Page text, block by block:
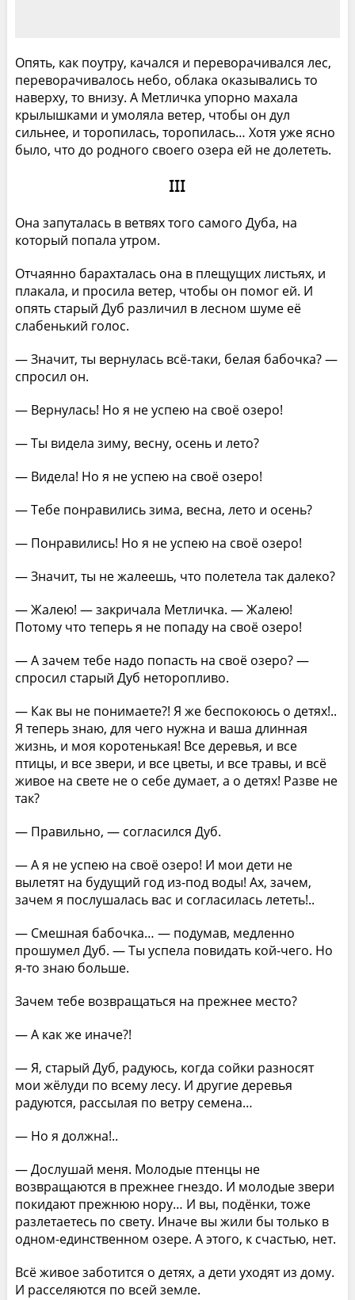
Опять, как поутру, качался и переворачивался лес,
переворачивалось небо, облака оказывались то
наверху, то внизу. А Метличка упорно махала
крылышками и умоляла ветер, чтобы он дул
сильнее, и торопилась, торопилась… Хотя уже ясно
было, что до родного своего озера ей не долететь.
III
Она запуталась в ветвях того самого Дуба, на
который попала утром.
Отчаянно барахталась она в плещущих листьях, и
плакала, и просила ветер, чтобы он помог ей. И
опять старый Дуб различил в лесном шуме её
слабенький голос.
— Значит, ты вернулась всё-таки, белая бабочка? —
спросил он.
— Вернулась! Но я не успею на своё озеро!
— Ты видела зиму, весну, осень и лето?
— Видела! Но я не успею на своё озеро!
— Тебе понравились зима, весна, лето и осень?
— Понравились! Но я не успею на своё озеро!
— Значит, ты не жалеешь, что полетела так далеко?
— Жалею! — закричала Метличка. — Жалею!
Потому что теперь я не попаду на своё озеро!
— А зачем тебе надо попасть на своё озеро? —
спросил старый Дуб неторопливо.
— Как вы не понимаете?! Я же беспокоюсь о детях!..
Я теперь знаю, для чего нужна и ваша длинная
жизнь, и моя коротенькая! Все деревья, и все
птицы, и все звери, и все цветы, и все травы, и всё
живое на свете не о себе думает, а о детях! Разве не
так?
— Правильно, — согласился Дуб.
— А я не успею на своё озеро! И мои дети не
вылетят на будущий год из-под воды! Ах, зачем,
зачем я послушалась вас и согласилась лететь!..
— Смешная бабочка… — подумав, медленно
прошумел Дуб. — Ты успела повидать кой-чего. Но
я-то знаю больше.
Зачем тебе возвращаться на прежнее место?
— А как же иначе?!
— Я, старый Дуб, радуюсь, когда сойки разносят
мои жёлуди по всему лесу. И другие деревья
радуются, рассылая по ветру семена…
— Но я должна!..
— Дослушай меня. Молодые птенцы не
возвращаются в прежнее гнездо. И молодые звери
покидают прежнюю нору… И вы, подёнки, тоже
разлетаетесь по свету. Иначе вы жили бы только в
одном-единственном озере. А этого, к счастью, нет.
Всё живое заботится о детях, а дети уходят из дому.
И расселяются по всей земле.